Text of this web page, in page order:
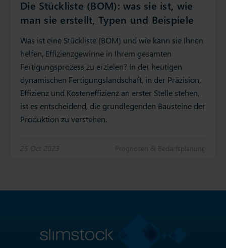
Die Stückliste (BOM): was sie ist, wie
man sie erstellt, Typen und Beispiele
Was ist eine Stückliste (BOM) und wie kann sie Ihnen
helfen, Effizienzgewinne in Ihrem gesamten
Fertigungsprozess zu erzielen? In der heutigen
dynamischen Fertigungslandschaft, in der Präzision,
Effizienz und Kosteneffizienz an erster Stelle stehen,
ist es entscheidend, die grundlegenden Bausteine der
Produktion zu verstehen.
25 Oct 2023 Prognosen & Bedarfsplanung